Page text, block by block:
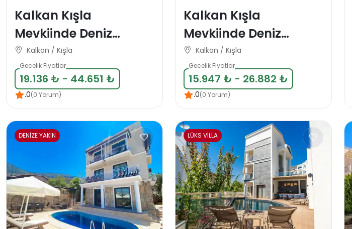
Kalkan Kışla
Mevkiinde Deniz
Manzaralı Lüks 11
Kişilik Tatil Villası
Kalkan / Kışla
Gecelik Fiyatlar
19.136 ₺ - 44.651 ₺
.0(0 Yorum)
Kalkan Kışla
Mevkiinde Deniz
Manzaralı 6 Kişilik
Tatil Villası
Kalkan / Kışla
Gecelik Fiyatlar
15.947 ₺ - 26.882 ₺
.0(0 Yorum)
DENİZE YAKIN LÜKS VİLLA